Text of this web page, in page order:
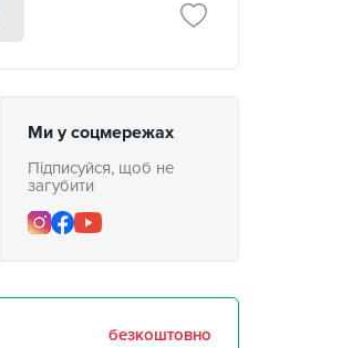
Ми у соцмережах
Підписуйся, щоб не
загубити
безкоштовно